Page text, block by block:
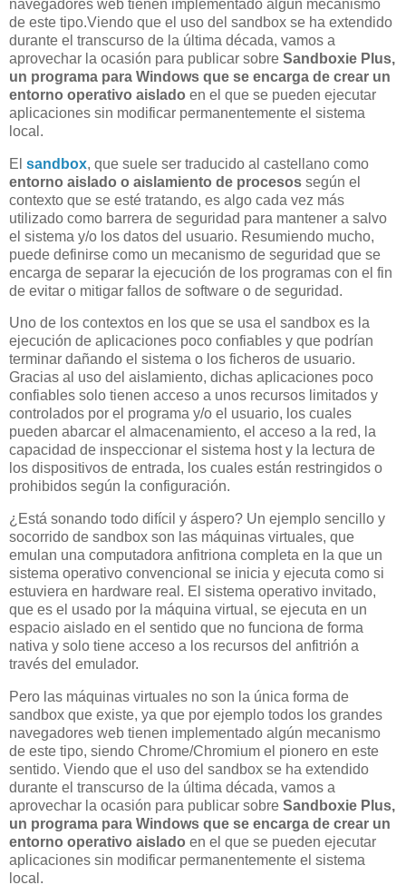
navegadores web tienen implementado algún mecanismo
de este tipo.Viendo que el uso del sandbox se ha extendido
durante el transcurso de la última década, vamos a
aprovechar la ocasión para publicar sobre Sandboxie Plus,
un programa para Windows que se encarga de crear un
entorno operativo aislado en el que se pueden ejecutar
aplicaciones sin modificar permanentemente el sistema
local.
El sandbox, que suele ser traducido al castellano como
entorno aislado o aislamiento de procesos según el
contexto que se esté tratando, es algo cada vez más
utilizado como barrera de seguridad para mantener a salvo
el sistema y/o los datos del usuario. Resumiendo mucho,
puede definirse como un mecanismo de seguridad que se
encarga de separar la ejecución de los programas con el fin
de evitar o mitigar fallos de software o de seguridad.
Uno de los contextos en los que se usa el sandbox es la
ejecución de aplicaciones poco confiables y que podrían
terminar dañando el sistema o los ficheros de usuario.
Gracias al uso del aislamiento, dichas aplicaciones poco
confiables solo tienen acceso a unos recursos limitados y
controlados por el programa y/o el usuario, los cuales
pueden abarcar el almacenamiento, el acceso a la red, la
capacidad de inspeccionar el sistema host y la lectura de
los dispositivos de entrada, los cuales están restringidos o
prohibidos según la configuración.
¿Está sonando todo difícil y áspero? Un ejemplo sencillo y
socorrido de sandbox son las máquinas virtuales, que
emulan una computadora anfitriona completa en la que un
sistema operativo convencional se inicia y ejecuta como si
estuviera en hardware real. El sistema operativo invitado,
que es el usado por la máquina virtual, se ejecuta en un
espacio aislado en el sentido que no funciona de forma
nativa y solo tiene acceso a los recursos del anfitrión a
través del emulador.
Pero las máquinas virtuales no son la única forma de
sandbox que existe, ya que por ejemplo todos los grandes
navegadores web tienen implementado algún mecanismo
de este tipo, siendo Chrome/Chromium el pionero en este
sentido. Viendo que el uso del sandbox se ha extendido
durante el transcurso de la última década, vamos a
aprovechar la ocasión para publicar sobre Sandboxie Plus,
un programa para Windows que se encarga de crear un
entorno operativo aislado en el que se pueden ejecutar
aplicaciones sin modificar permanentemente el sistema
local.